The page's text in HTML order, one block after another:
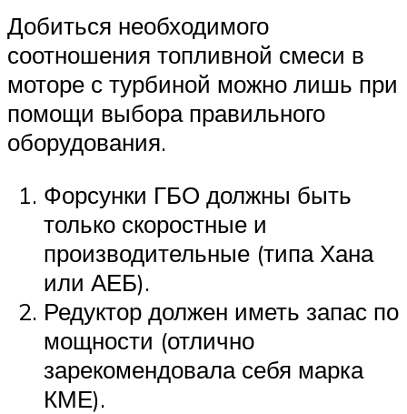
Добиться необходимого
соотношения топливной смеси в
моторе с турбиной можно лишь при
помощи выбора правильного
оборудования.
Форсунки ГБО должны быть
только скоростные и
производительные (типа Хана
или АЕБ).
Редуктор должен иметь запас по
мощности (отлично
зарекомендовала себя марка
КМЕ).